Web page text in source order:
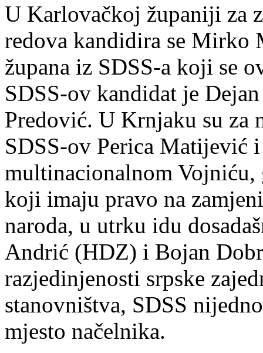
U Karlovačkoj županiji za
redova kandidira se Mirko
župana iz SDSS-a koji se
SDSS-ov kandidat je
Predović. U Krnjaku su za
SDSS-ov Perica Matijević
multinacionalnom
koji imaju pravo na
naroda, u utrku idu
Andrić (HDZ) i Bojan
razjedinjenosti srpske
stanovništva, SDSS
mjesto načelnika.